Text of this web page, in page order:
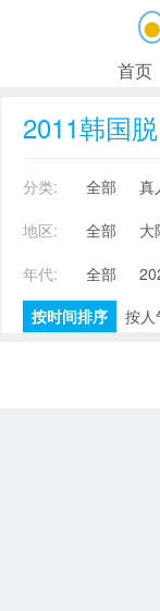
首页
2011韩国
分类: 全部 真
地区:
全部 大
年代:
全部
按时间排序
按人